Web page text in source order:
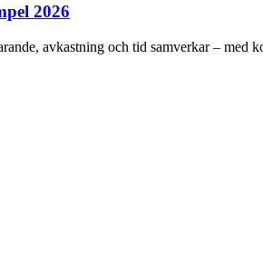
2026
avkastning och tid samverkar – med